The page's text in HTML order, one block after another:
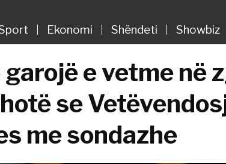
Ekonomi Shëndeti Showbiz
e vetme në
se
me sondazhe